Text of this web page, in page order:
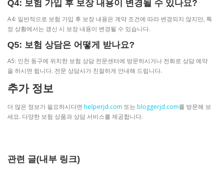
Q4: 보험 가입 후 보장 내용이 변경될 수 있나요?
A4: 일반적으로 보험 가입 후 보장 내용은 계약 조건에 따라 변경되지 않지만, 특
정 상황에서는 갱신 시 보장 내용이 변경될 수 있습니다.
Q5: 보험 상담은 어떻게 받나요?
A5: 인천 동구에 위치한 보험 상담 전문센터에 방문하시거나 전화로 상담 예약
을 하시면 됩니다. 전문 상담사가 친절하게 안내해 드립니다.
추가 정보
더 많은 정보가 필요하시다면 helperjd.com 또는 bloggerjd.com를 방문해 보
세요. 다양한 보험 상품과 상담 서비스를 제공합니다.
관련 글(내부 링크)